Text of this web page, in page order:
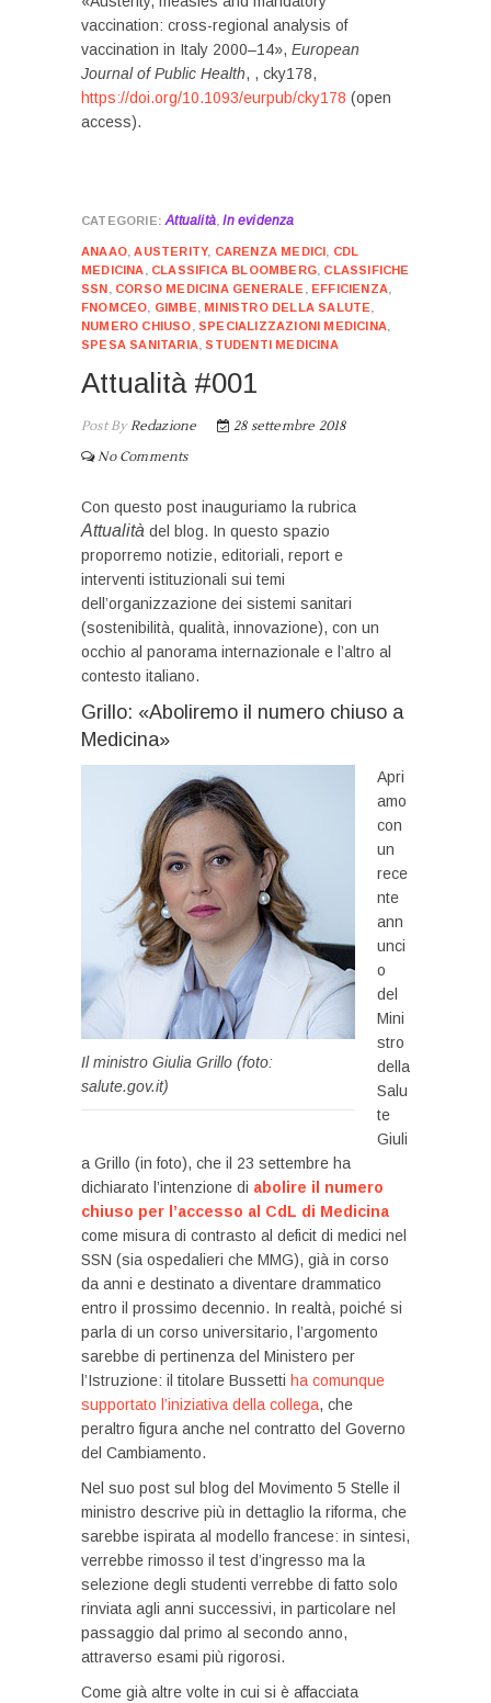
vaccination: cross-regional analysis of
vaccination in Italy 2000–14», European
Journal of Public Health, , cky178,
https://doi.org/10.1093/eurpub/cky178 (open
access).
Attualità,In evidenza
ANAAO,AUSTERITY, CARENZA MEDICI , CDL
MEDICINA, CLASSIFICA BLOOMBERG, CLASSIFICHE
SSN , CORSO MEDICINA GENERALE, EFFICIENZA,
FNOMCEO, GIMBE, MINISTRO DELLA SALUTE,
NUMERO CHIUSO,SPECIALIZZAZIONI MEDICINA,
SPESA SANITARIA,STUDENTI MEDICINA
Attualità #001
Post ByRedazione
28 settembre 2018
No Comments
Con questo post inauguriamo la rubrica
Attualità del blog. In questo spazio
proporremo notizie, editoriali, report e
interventi istituzionali sui temi
dell’organizzazione dei sistemi sanitari
(sostenibilità, qualità, innovazione), con un
occhio al panorama internazionale e l’altro al
contesto italiano.
Grillo: «Aboliremo il numero chiuso a
Medicina»
Il ministro Giulia Grillo (foto:
salute.gov.it)
Apri
amo
con
un
rece
nte
ann
unci
o
del
Mini
stro
della
Salu
te
Giuli
a Grillo (in foto), che il 23 settembre ha
dichiarato l’intenzione di abolire il numero
chiuso per l’accesso al CdL di Medicina
come misura di contrasto al deficit di medici nel
SSN (sia ospedalieri che MMG), già in corso
da anni e destinato a diventare drammatico
entro il prossimo decennio. In realtà, poiché si
parla di un corso universitario, l’argomento
sarebbe di pertinenza del Ministero per
l’Istruzione: il titolare Bussetti ha comunque
supportato l’iniziativa della collega, che
peraltro figura anche nel contratto del Governo
del Cambiamento.
Nel suo post sul blog del Movimento 5 Stelle il
ministro descrive più in dettaglio la riforma, che
sarebbe ispirata al modello francese: in sintesi,
verrebbe rimosso il test d’ingresso ma la
selezione degli studenti verrebbe di fatto solo
rinviata agli anni successivi, in particolare nel
passaggio dal primo al secondo anno,
attraverso esami più rigorosi.
Come già altre volte in cui si è affacciata